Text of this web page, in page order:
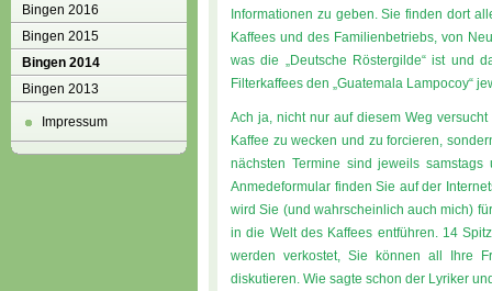
Bingen 2016
Bingen 2015
Bingen 2014
Bingen 2013
Impressum
Informationen zu geben. Sie finden dort
Kaffees und des Familienbetriebs, von
was die „Deutsche Röstergilde“ ist und
Filterkaffees den „Guatemala Lampocoy“
Ach ja, nicht nur auf diesem Weg
Kaffee zu wecken und zu forcieren,
nächsten Termine sind jeweils
Anmedeformular finden Sie auf der
wird Sie (und wahrscheinlich auch mich)
in die Welt des Kaffees entführen. 14
werden verkostet, Sie können all Ihre
diskutieren. Wie sagte schon der Lyriker